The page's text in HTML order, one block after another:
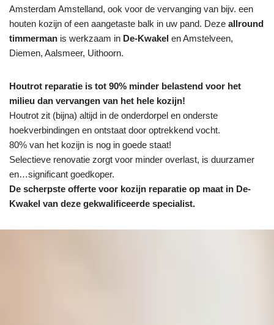
Amsterdam Amstelland, ook voor de vervanging van bijv. een
houten kozijn of een aangetaste balk in uw pand. Deze allround
timmerman is werkzaam in De-Kwakel en Amstelveen,
Diemen, Aalsmeer, Uithoorn.
Houtrot reparatie is tot 90% minder belastend voor het
milieu dan vervangen van het hele kozijn!
Houtrot zit (bijna) altijd in de onderdorpel en onderste
hoekverbindingen en ontstaat door optrekkend vocht.
80% van het kozijn is nog in goede staat!
Selectieve renovatie zorgt voor minder overlast, is duurzamer
en…significant goedkoper.
De scherpste offerte voor kozijn reparatie op maat in De-
Kwakel van deze gekwalificeerde specialist.